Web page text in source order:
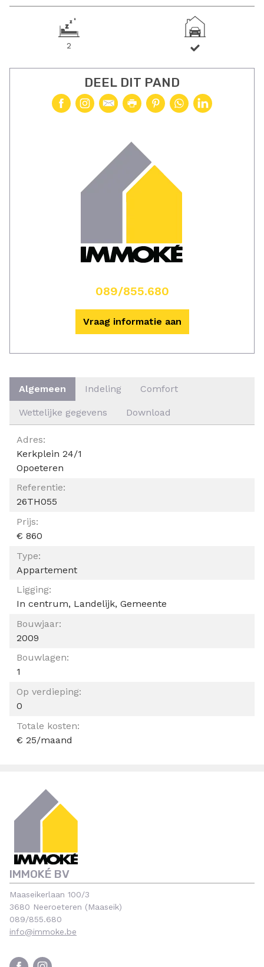
2
DEEL DIT PAND
089/855.680
Vraag informatie aan
Algemeen Indeling Comfort
Wettelijke gegevens Download
ALGEMEEN
Adres:
Kerkplein 24/1
Opoeteren
Referentie:
26TH055
Prijs:
€ 860
Type:
Appartement
Ligging:
In centrum, Landelijk, Gemeente
Bouwjaar:
2009
Bouwlagen:
1
Op verdieping:
0
Totale kosten:
€ 25/maand
IMMOKÉ BV
Maaseikerlaan 100/3
3680 Neeroeteren (Maaseik)
089/855.680
info@immoke.be